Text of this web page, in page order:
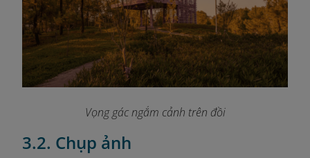
Vọng gác ngắm cảnh trên đồi
3.2. Chụp ảnh